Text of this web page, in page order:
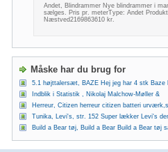
Andet, Blindrammer Nye blindrammer i
sælges. Pris pr. meterType: Andet
Næstved2169863610 kr.
Måske har du brug for
5.1 højttalersæt, BAZE Hej jeg har 4 stk Baze
Indblik i Statistik , Nikolaj Malchow-Møller &
Herreur, Citizen herreur citizen batteri
Tunika, Levi's, str. 152 Super lækker Levi's
Build a Bear tøj, Build a Bear Build a Bear tøj